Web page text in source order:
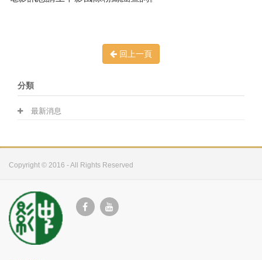
回上一頁
分類
最新消息
Copyright © 2016 - All Rights Reserved